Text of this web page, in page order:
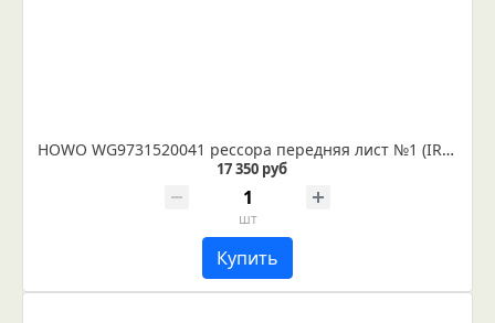
HOWO WG9731520041 рессора передняя лист №1 (IR 29-50-01)
17 350 руб
шт
Купить